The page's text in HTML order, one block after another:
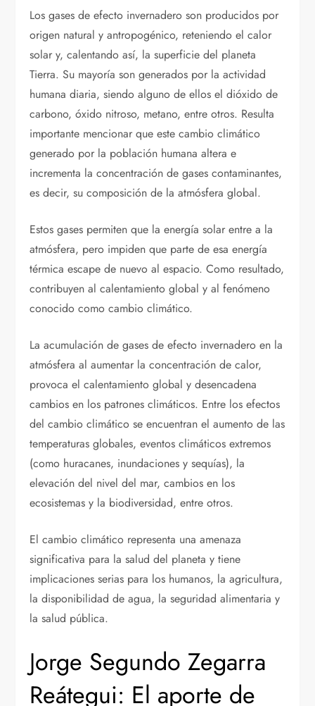
Los gases de efecto invernadero son producidos por
origen natural y antropogénico, reteniendo el calor
solar y, calentando así, la superficie del planeta
Tierra. Su mayoría son generados por la actividad
humana diaria, siendo alguno de ellos el dióxido de
carbono, óxido nitroso, metano, entre otros. Resulta
importante mencionar que este cambio climático
generado por la población humana altera e
incrementa la concentración de gases contaminantes,
es decir, su composición de la atmósfera global.
Estos gases permiten que la energía solar entre a la
atmósfera, pero impiden que parte de esa energía
térmica escape de nuevo al espacio. Como resultado,
contribuyen al calentamiento global y al fenómeno
conocido como cambio climático.
La acumulación de gases de efecto invernadero en la
atmósfera al aumentar la concentración de calor,
provoca el calentamiento global y desencadena
cambios en los patrones climáticos. Entre los efectos
del cambio climático se encuentran el aumento de las
temperaturas globales, eventos climáticos extremos
(como huracanes, inundaciones y sequías), la
elevación del nivel del mar, cambios en los
ecosistemas y la biodiversidad, entre otros.
El cambio climático representa una amenaza
significativa para la salud del planeta y tiene
implicaciones serias para los humanos, la agricultura,
la disponibilidad de agua, la seguridad alimentaria y
la salud pública.
Jorge Segundo Zegarra
Reátegui: El aporte de